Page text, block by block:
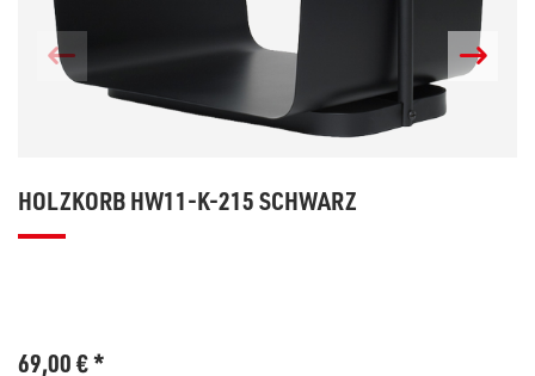
HOLZKORB HW11-K-215 SCHWARZ
69,00€*